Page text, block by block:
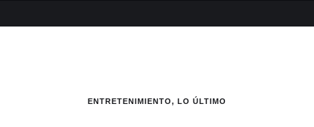
ENTRETENIMIENTO, LO ÚLTIMO